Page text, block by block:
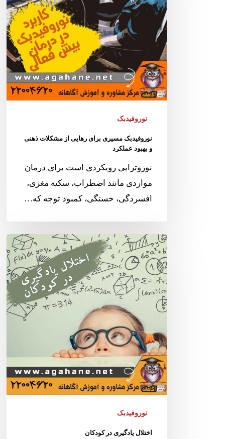
نوروفیدبک
نوروفیدبک مسیری برای رهایی از مشکلات ذهنی
و بهبود عملکرد
نوروتراپی رویکردی است برای درمان
مواردی مانند اضطراب، سکته مغزی،
افسردگی، خستگی، کمبود توجه که…
نوروفیدبک
اختلال یادگیری در کودکان